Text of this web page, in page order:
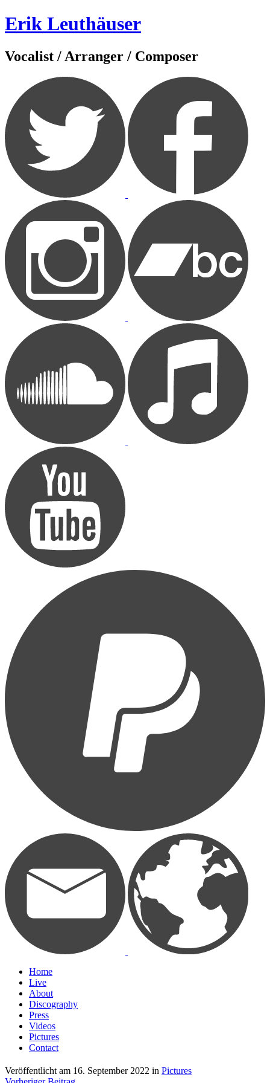
Zum
Inhalt
Erik Leuthäuser
Vocalist / Arranger / Composer
Home
Live
About
Discography
Press
Videos
Pictures
Contact
Veröffentlicht am 16. September 2022 in Pictures